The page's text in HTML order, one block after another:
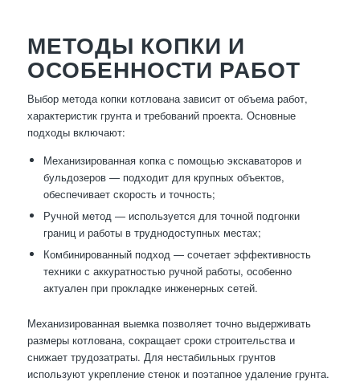
МЕТОДЫ КОПКИ И
ОСОБЕННОСТИ РАБОТ
Выбор метода копки котлована зависит от объема работ,
характеристик грунта и требований проекта. Основные
подходы включают:
Механизированная копка с помощью экскаваторов и
бульдозеров — подходит для крупных объектов,
обеспечивает скорость и точность;
Ручной метод — используется для точной подгонки
границ и работы в труднодоступных местах;
Комбинированный подход — сочетает эффективность
техники с аккуратностью ручной работы, особенно
актуален при прокладке инженерных сетей.
Механизированная выемка позволяет точно выдерживать
размеры котлована, сокращает сроки строительства и
снижает трудозатраты. Для нестабильных грунтов
используют укрепление стенок и поэтапное удаление грунта.